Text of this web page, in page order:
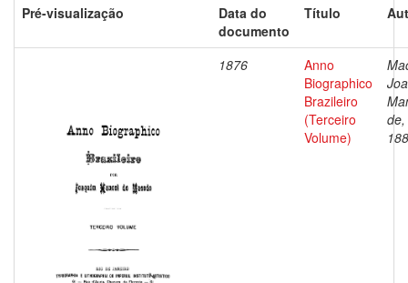
Pré-visualização
Data do
documento
Título
1876
Anno
Biographico
Brazileiro
(Terceiro
Volume)